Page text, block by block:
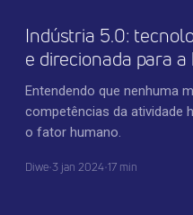
Indústria 5.0:
e direcionada para
Entendendo que nenhuma
competências da atividade
o fator humano.
Diwe•3 jan 2024•17 min
TRANSFORMAÇÃO